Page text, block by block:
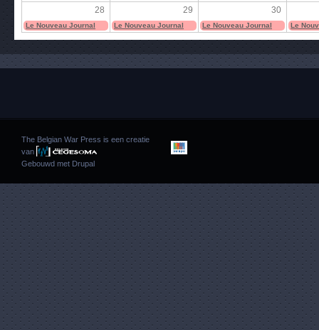
28 29 30
Le Nouveau Journal Le Nouveau Journal Le Nouveau Journal Le
The Belgian War Press is een creatie
van
Gebouwd met Drupal